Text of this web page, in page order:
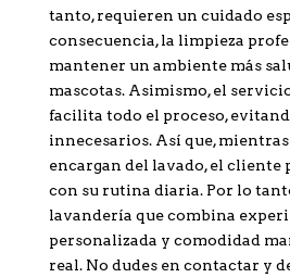
tanto, requieren un cuidado
consecuencia, la limpieza
mantener un ambiente más
mascotas. Asimismo, el
facilita todo el proceso,
innecesarios. Así que,
encargan del lavado, el cliente
con su rutina diaria. Por lo
lavandería que combina
personalizada y comodidad
real. No dudes en contactar y